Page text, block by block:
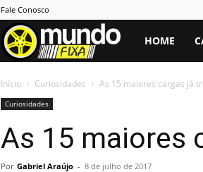
Fale Conosco
Mundo
Fixa
HOME
Início Curiosidades As 15 maiores cargas já
Curiosidades
As 15 maiores
Por Gabriel Araújo - 8 de julho de 2017